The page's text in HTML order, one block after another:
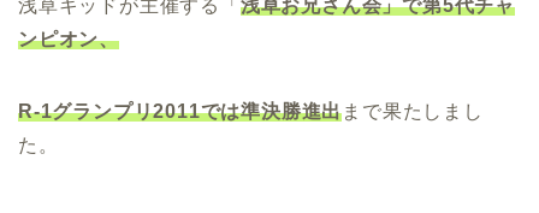
浅草キッドが主催する「 浅草お兄さん会」で第5代チャ
ンピオン、
R-1グランプリ2011では準決勝進出まで果たしまし
た。